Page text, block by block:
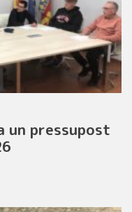
un pressupost